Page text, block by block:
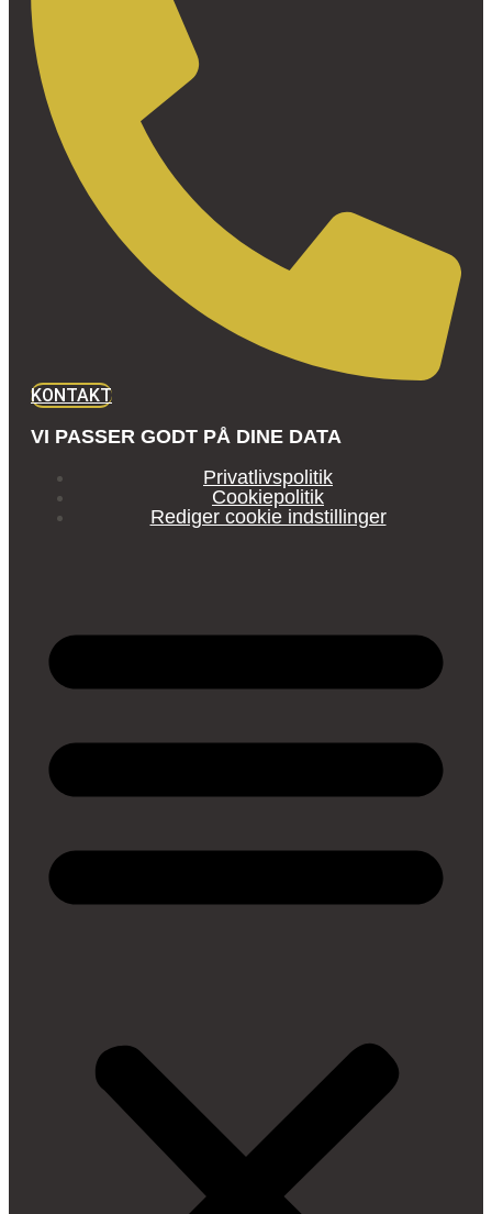
KONTAKT
VI PASSER GODT PÅ DINE DATA
Privatlivspolitik
Cookiepolitik
Rediger cookie indstillinger